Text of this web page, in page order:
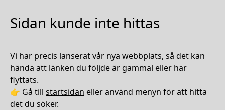
Sidan kunde inte hittas
Vi har precis lanserat vår nya webbplats, så det kan
hända att länken du följde är gammal eller har
flyttats.
👉 Gå till startsidan eller använd menyn för att hitta
det du söker.